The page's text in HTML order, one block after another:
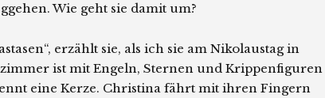
Wie geht sie damit um?
erzählt sie, als ich sie am Nikolaustag in
ist mit Engeln, Sternen und Krippenfiguren
eine Kerze. Christina fährt mit ihren Fingern